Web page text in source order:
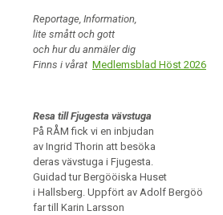
Reportage, Information,
lite smått och gott
och hur du anmäler dig
Finns i vårat Medlemsblad Höst 2026
Resa till Fjugesta vävstuga
På RÅM fick vi en inbjudan
av Ingrid Thorin att besöka
deras vävstuga i Fjugesta.
Guidad tur Bergööiska Huset
i Hallsberg. Uppfört av Adolf Bergöö
far till Karin Larsson